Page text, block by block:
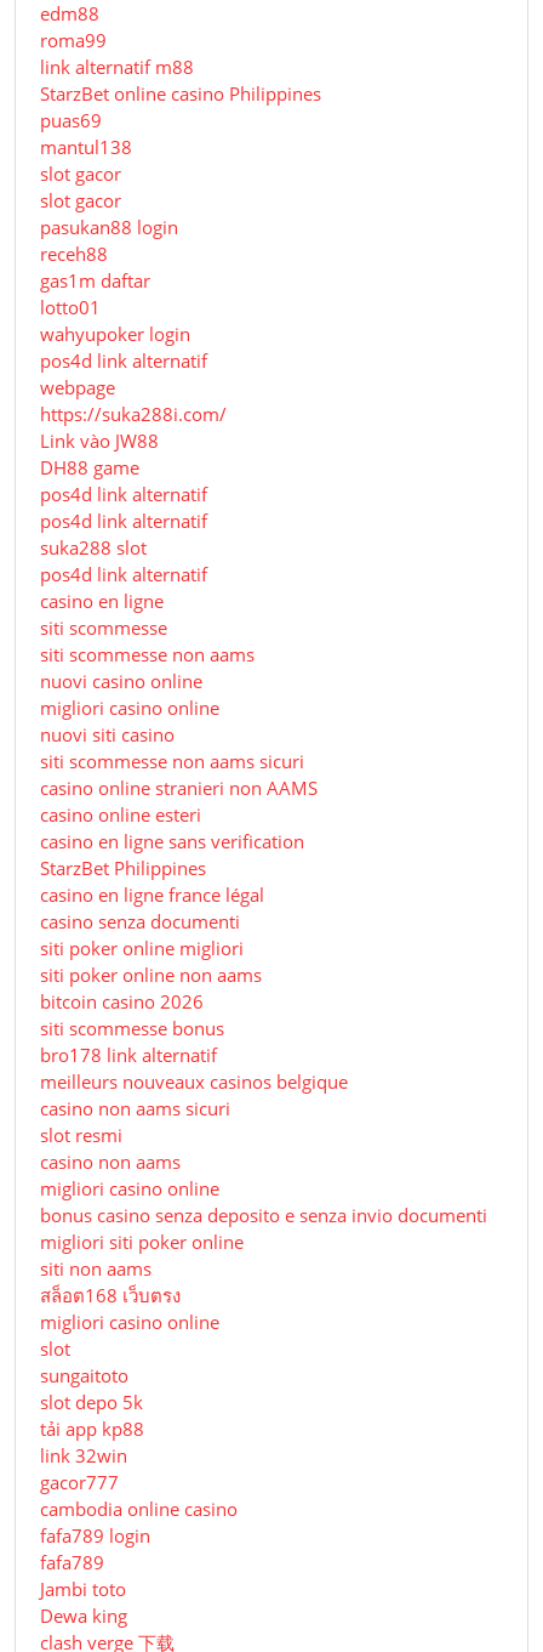
edm88
roma99
link alternatif m88
StarzBet online casino Philippines
puas69
mantul138
slot gacor
slot gacor
pasukan88 login
receh88
gas1m daftar
lotto01
wahyupoker login
pos4d link alternatif
webpage
https://suka288i.com/
Link vào JW88
DH88 game
pos4d link alternatif
pos4d link alternatif
suka288 slot
pos4d link alternatif
casino en ligne
siti scommesse
siti scommesse non aams
nuovi casino online
migliori casino online
nuovi siti casino
siti scommesse non aams sicuri
casino online stranieri non AAMS
casino online esteri
casino en ligne sans verification
StarzBet Philippines
casino en ligne france légal
casino senza documenti
siti poker online migliori
siti poker online non aams
bitcoin casino 2026
siti scommesse bonus
bro178 link alternatif
meilleurs nouveaux casinos belgique
casino non aams sicuri
slot resmi
casino non aams
migliori casino online
bonus casino senza deposito e senza invio documenti
migliori siti poker online
siti non aams
สล็อต168 เว็บตรง
migliori casino online
slot
sungaitoto
slot depo 5k
tải app kp88
link 32win
gacor777
cambodia online casino
fafa789 login
fafa789
Jambi toto
Dewa king
clash verge 下载